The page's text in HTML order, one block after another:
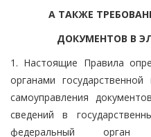
А ТАКЖЕ
ДОКУМЕНТОВ В
1. Настоящие Правила
органами
самоуправления
сведений в
федеральный орган